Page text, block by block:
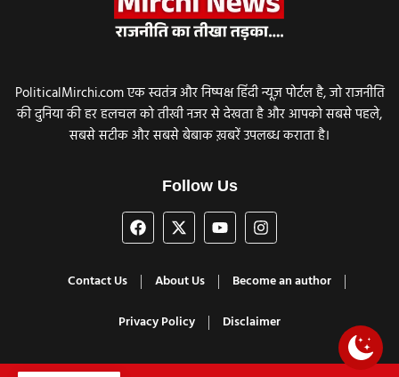
PoliticalMirchi.com एक स्वतंत्र और निष्पक्ष हिंदी न्यूज़ पोर्टल है, जो राजनीति
की दुनिया की हर हलचल को तीखी नजर से देखता है और आपको सबसे पहले,
सबसे सटीक और सबसे बेबाक ख़बरें उपलब्ध कराता है।
Follow Us
Contact Us About Us
Become an author
Privacy Policy
Disclaimer